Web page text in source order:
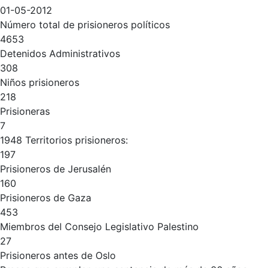
01-05-2012
Número total de prisioneros políticos
4653
Detenidos Administrativos
308
Niños prisioneros
218
Prisioneras
7
1948 Territorios prisioneros:
197
Prisioneros de Jerusalén
160
Prisioneros de Gaza
453
Miembros del Consejo Legislativo Palestino
27
Prisioneros antes de Oslo